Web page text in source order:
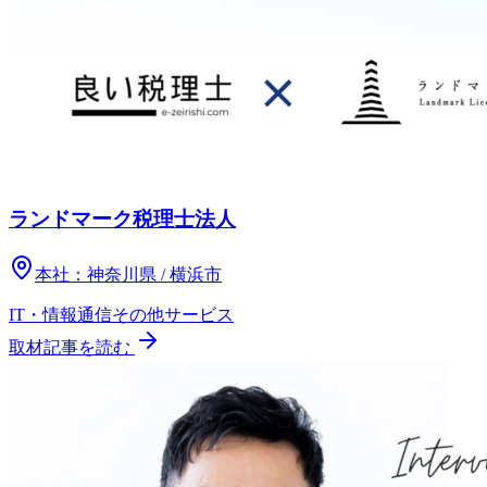
ランドマーク税理士法人
本社： 神奈川県 / 横浜市
IT・情報通信その他サービス
取材記事を読む